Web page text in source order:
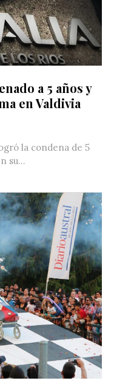
a 5 años y
en Valdivia
la condena de 5
su...